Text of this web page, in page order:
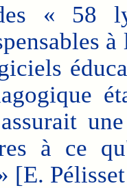
« 58
à ce
[E.